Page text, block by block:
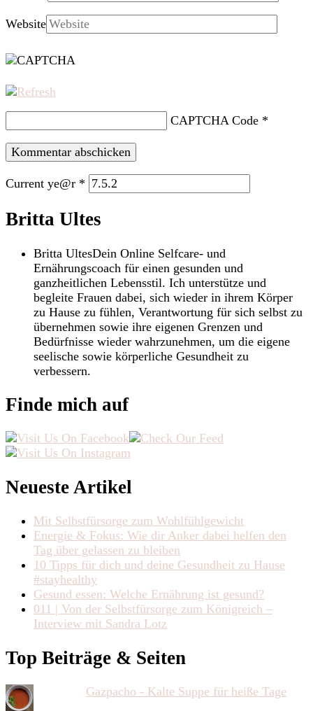
Website
CAPTCHA Code *
Current ye@r *
Britta Ultes
Britta UltesDein Online Selfcare- und
Ernährungscoach für einen gesunden und
ganzheitlichen Lebensstil. Ich unterstütze und
begleite Frauen dabei, sich wieder in ihrem Körper
zu Hause zu fühlen, Verantwortung für sich selbst zu
übernehmen sowie ihre eigenen Grenzen und
Bedürfnisse wieder wahrzunehmen, um die eigene
seelische sowie körperliche Gesundheit zu
verbessern.
Finde mich auf
Neueste Artikel
Mit Selbstfürsorge zum Wohlfühlgewicht
Energie & Fokus: Wie dir Anker dabei helfen den
Tag über gelassen zu bleiben
10 Tipps für dich und deine Gesundheit zu Hause
#stayhealthy
Gesund essen: Welche Ernährung ist gesund?
011 | Von der Selbstfürsorge zum Königreich –
Interview mit Sandra Lotz
Top Beiträge & Seiten
Gazpacho - Kalte Suppe für heiße Tage